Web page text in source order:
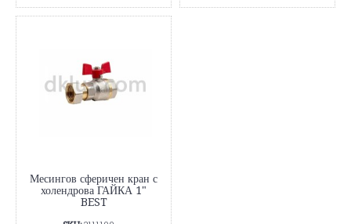
Месингов сферичен кран с
холендрова ГАЙКА 1"
BEST